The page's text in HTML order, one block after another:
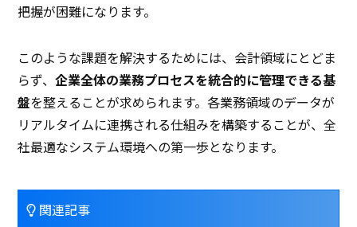
把握が困難になります。
このような課題を解決するためには、会計領域にとどま
らず、企業全体の業務プロセスを統合的に管理できる基
盤を整えることが求められます。各業務領域のデータが
リアルタイムに連携される仕組みを構築することが、全
社最適なシステム環境への第一歩となります。
関連記事